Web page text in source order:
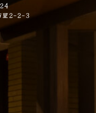
里2-2-3